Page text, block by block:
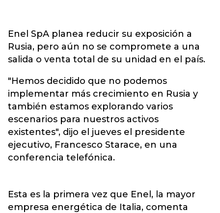
Enel SpA planea reducir su exposición a
Rusia, pero aún no se compromete a una
salida o venta total de su unidad en el país.
"Hemos decidido que no podemos
implementar más crecimiento en Rusia y
también estamos explorando varios
escenarios para nuestros activos
existentes", dijo el jueves el presidente
ejecutivo, Francesco Starace, en una
conferencia telefónica.
Esta es la primera vez que Enel, la mayor
empresa energética de Italia, comenta